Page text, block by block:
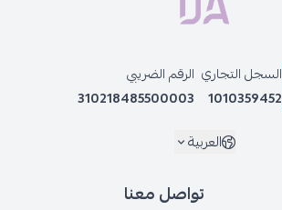
السجل التجاري
1010359452
الرقم الضريبي
310218485500003
العربية
تواصل معنا